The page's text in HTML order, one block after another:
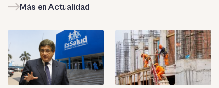
Más en Actualidad